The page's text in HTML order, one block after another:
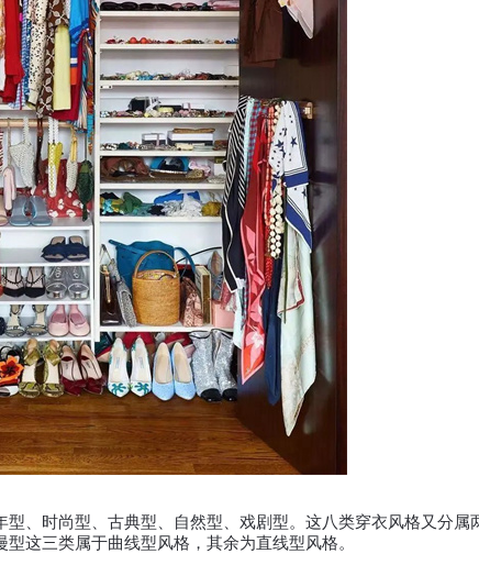
时尚型、古典型、自然型、戏剧型。这八类穿衣风格又分属
这三类属于曲线型风格，其余为直线型风格。